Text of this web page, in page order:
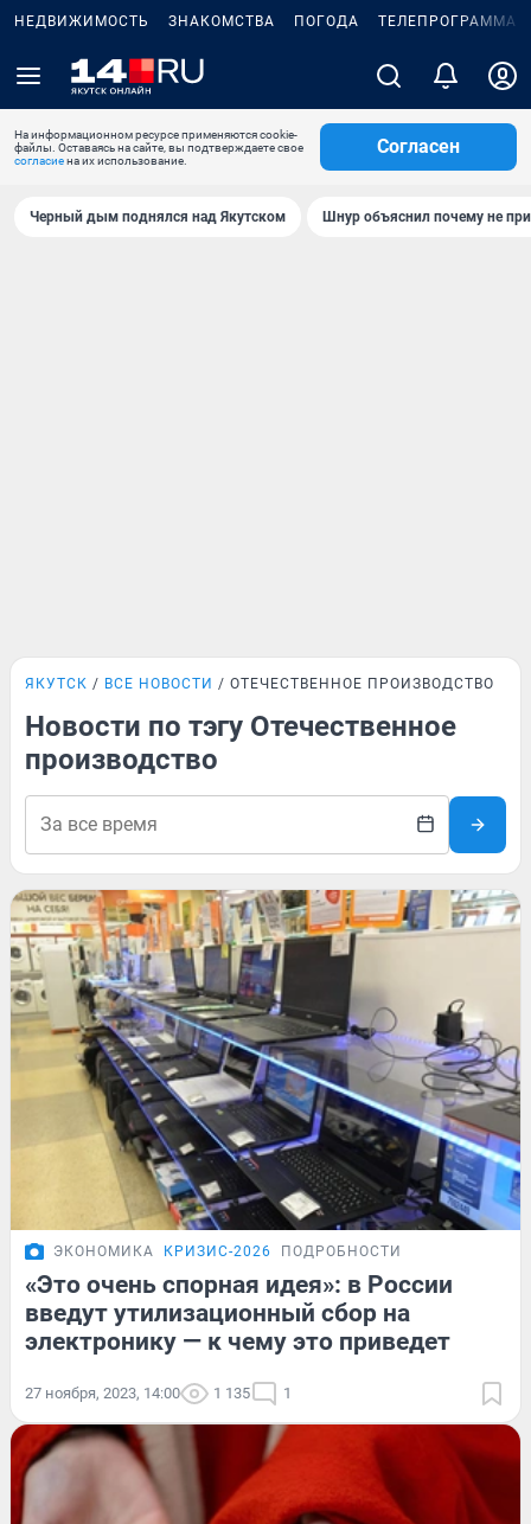
НЕДВИЖИМОСТЬ ЗНАКОМСТВА ПОГОДА ТЕЛЕПРОГРАММА
На информационном ресурсе применяются cookie-
файлы. Оставаясь на сайте, вы подтверждаете свое
согласиена их использование.
Согласен
Черный дым поднялся над Якутском Шнур объяснил почему не
ЯКУТСК ВСЕ НОВОСТИ ОТЕЧЕСТВЕННОЕ ПРОИЗВОДСТВО
Новости по тэгу Отечественное
производство
ЭКОНОМИКА КРИЗИС-2026 ПОДРОБНОСТИ
«Это очень спорная идея»: в России
введут утилизационный сбор на
электронику — к чему это приведет
27 ноября, 2023, 14:00 1 135 1